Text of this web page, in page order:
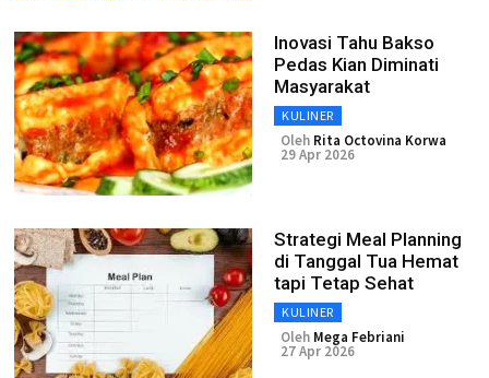
Inovasi Tahu Bakso
Pedas Kian Diminati
Masyarakat
KULINER
Oleh Rita Octovina Korwa
29 Apr 2026
Strategi Meal Planning
di Tanggal Tua Hemat
tapi Tetap Sehat
KULINER
Oleh Mega Febriani
27 Apr 2026